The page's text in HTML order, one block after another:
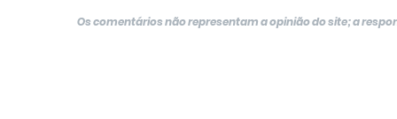
Os comentários não representam a opinião do site; a